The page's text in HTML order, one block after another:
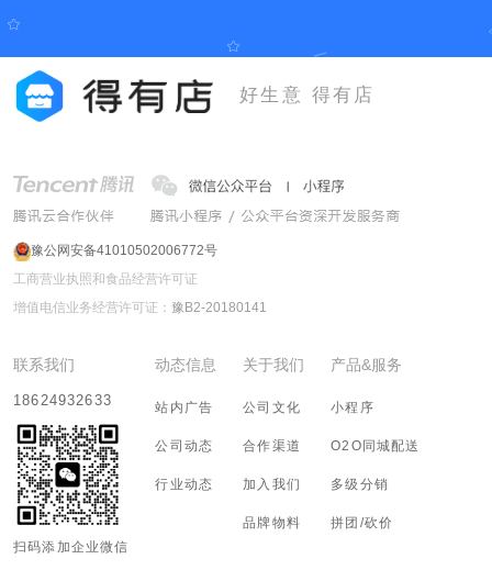
好生意 得有店
豫公网安备41010502006772号
工商营业执照和食品经营许可证
增值电信业务经营许可证： 豫B2-20180141
联系我们
18624932633
扫码添加企业微信
动态信息
站内广告
公司动态
行业动态
关于我们
公司文化
合作渠道
加入我们
品牌物料
产品&服务
小程序
O2O同城配送
多级分销
拼团/砍价